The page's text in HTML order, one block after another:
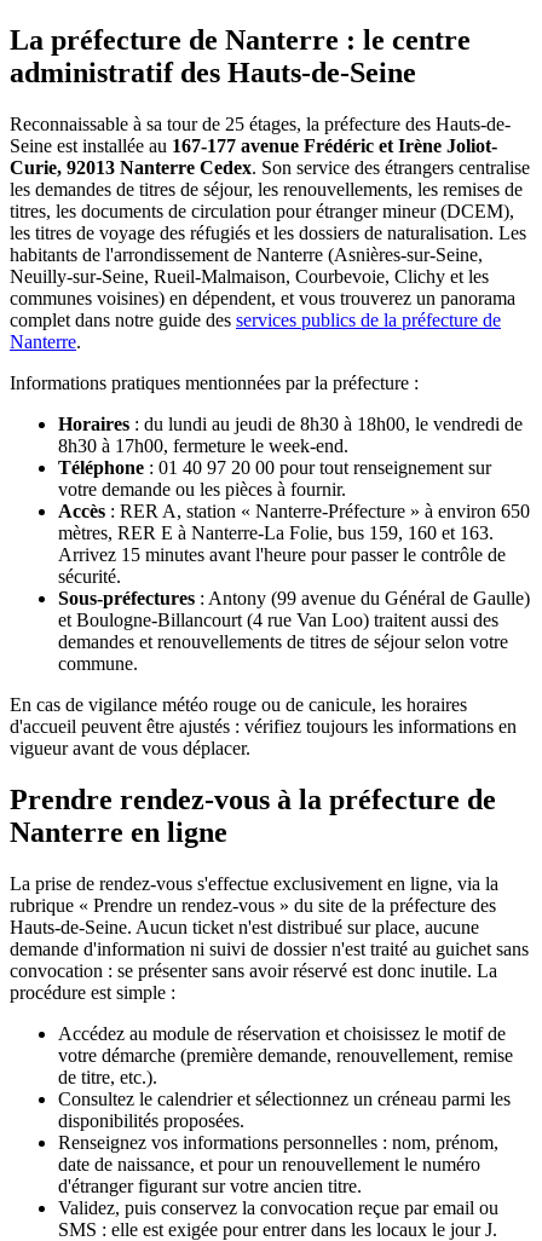
La préfecture de Nanterre : le centre
administratif des Hauts-de-Seine
Reconnaissable à sa tour de 25 étages, la préfecture des Hauts-de-
Seine est installée au 167-177 avenue Frédéric et Irène Joliot-
Curie, 92013 Nanterre Cedex. Son service des étrangers centralise
les demandes de titres de séjour, les renouvellements, les remises de
titres, les documents de circulation pour étranger mineur (DCEM),
les titres de voyage des réfugiés et les dossiers de naturalisation. Les
habitants de l'arrondissement de Nanterre (Asnières-sur-Seine,
Neuilly-sur-Seine, Rueil-Malmaison, Courbevoie, Clichy et les
communes voisines) en dépendent, et vous trouverez un panorama
complet dans notre guide des services publics de la préfecture de
Nanterre.
Informations pratiques mentionnées par la préfecture :
Horaires : du lundi au jeudi de 8h30 à 18h00, le vendredi de
8h30 à 17h00, fermeture le week-end.
Téléphone : 01 40 97 20 00 pour tout renseignement sur
votre demande ou les pièces à fournir.
Accès : RER A, station « Nanterre-Préfecture » à environ 650
mètres, RER E à Nanterre-La Folie, bus 159, 160 et 163.
Arrivez 15 minutes avant l'heure pour passer le contrôle de
sécurité.
Sous-préfectures : Antony (99 avenue du Général de Gaulle)
et Boulogne-Billancourt (4 rue Van Loo) traitent aussi des
demandes et renouvellements de titres de séjour selon votre
commune.
En cas de vigilance météo rouge ou de canicule, les horaires
d'accueil peuvent être ajustés : vérifiez toujours les informations en
vigueur avant de vous déplacer.
Prendre rendez-vous à la préfecture de
Nanterre en ligne
La prise de rendez-vous s'effectue exclusivement en ligne, via la
rubrique « Prendre un rendez-vous » du site de la préfecture des
Hauts-de-Seine. Aucun ticket n'est distribué sur place, aucune
demande d'information ni suivi de dossier n'est traité au guichet sans
convocation : se présenter sans avoir réservé est donc inutile. La
procédure est simple :
Accédez au module de réservation et choisissez le motif de
votre démarche (première demande, renouvellement, remise
de titre, etc.).
Consultez le calendrier et sélectionnez un créneau parmi les
disponibilités proposées.
Renseignez vos informations personnelles : nom, prénom,
date de naissance, et pour un renouvellement le numéro
d'étranger figurant sur votre ancien titre.
Validez, puis conservez la convocation reçue par email ou
SMS : elle est exigée pour entrer dans les locaux le jour J.